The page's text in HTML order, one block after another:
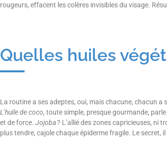
rougeurs, effacent les colères invisibles du visage.
Quelles huiles
La routine a ses adeptes, oui, mais chacune, chacun a
L’huile de coco, toute simple, presque gourmande,
et de force. Jojoba? L’allié des zones capricieuses, ni
plus tendre, cajole chaque épiderme fragile. Le secret, il